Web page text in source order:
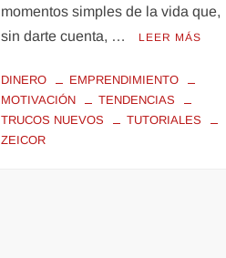
momentos simples de la vida que,
sin darte cuenta, …
LEER MÁS
DINERO
EMPRENDIMIENTO
MOTIVACIÓN
TENDENCIAS
TRUCOS NUEVOS
TUTORIALES
ZEICOR